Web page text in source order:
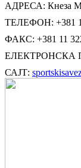
АДРЕСА: Кнеза
ТЕЛЕФОН: +381
ФАКС: +381 11
ЕЛЕКТРОНСКА
САЈТ: